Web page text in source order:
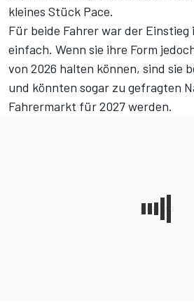
kleines Stück Pace.
Für beide Fahrer war der Einstieg
einfach. Wenn sie ihre Form
von 2026 halten können, sind sie
und könnten sogar zu gefragten
Fahrermarkt für 2027 werden.